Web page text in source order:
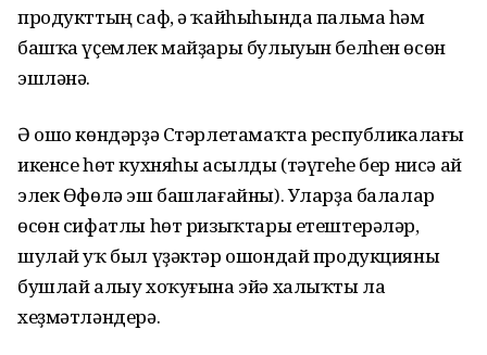
продукттың саф, ә ҡайһыһында пальма һәм
башҡа үҫемлек майҙары булыуын белһен өсөн
эшләнә.
Ә ошо көндәрҙә Стәрлетамаҡта республикалағы
икенсе һөт кухняһы асылды (тәүгеһе бер нисә ай
элек Өфөлә эш башлағайны). Уларҙа балалар
өсөн сифатлы һөт ризыҡтары етештерәләр,
шулай уҡ был үҙәктәр ошондай продукцияны
бушлай алыу хоҡуғына эйә халыҡты ла
хеҙмәтләндерә.